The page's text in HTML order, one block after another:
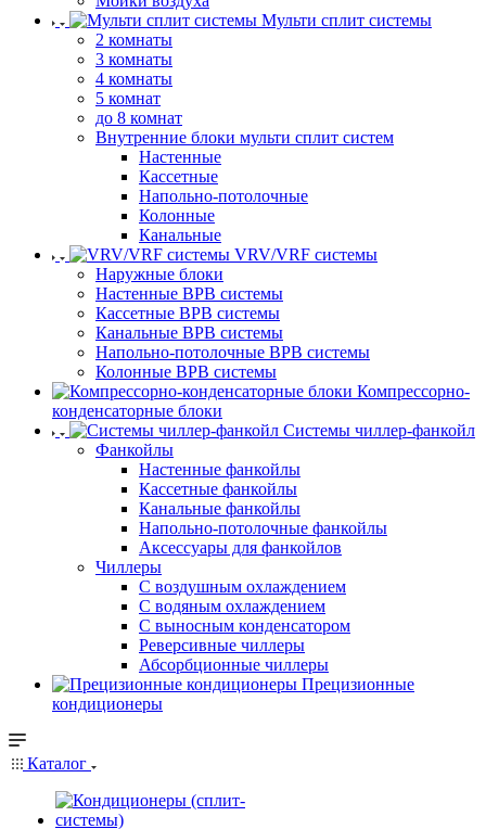
Мульти сплит системы
2 комнаты
3 комнаты
4 комнаты
5 комнат
до 8 комнат
Внутренние блоки мульти сплит систем
Настенные
Кассетные
Напольно-потолочные
Колонные
Канальные
VRV/VRF системы
Наружные блоки
Настенные ВРВ системы
Кассетные ВРВ системы
Канальные ВРВ системы
Напольно-потолочные ВРВ системы
Колонные ВРВ системы
Компрессорно-
конденсаторные блоки
Системы чиллер-фанкойл
Фанкойлы
Настенные фанкойлы
Кассетные фанкойлы
Канальные фанкойлы
Напольно-потолочные фанкойлы
Аксессуары для фанкойлов
Чиллеры
С воздушным охлаждением
С водяным охлаждением
С выносным конденсатором
Реверсивные чиллеры
Абсорбционные чиллеры
Прецизионные
кондиционеры
Каталог